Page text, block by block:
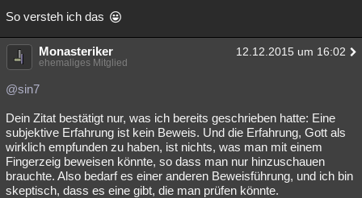
So versteh ich das
Monasteriker 12.12.2015 um 16:02
ehemaliges Mitglied
@sin7
Dein Zitat bestätigt nur, was ich bereits geschrieben hatte: Eine
subjektive Erfahrung ist kein Beweis. Und die Erfahrung, Gott als
wirklich empfunden zu haben, ist nichts, was man mit einem
Fingerzeig beweisen könnte, so dass man nur hinzuschauen
brauchte. Also bedarf es einer anderen Beweisführung, und ich bin
skeptisch, dass es eine gibt, die man prüfen könnte.